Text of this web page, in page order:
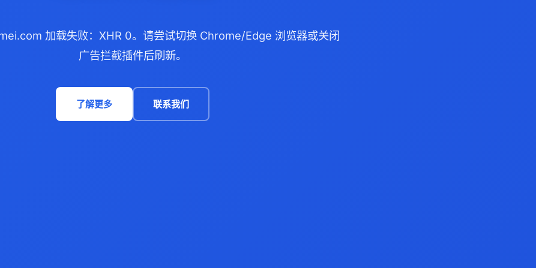
加载失败：XHR 0。请尝试切换 Chrome/Edge 浏览器或关闭
广告拦截插件后刷新。
了解更多 联系我们